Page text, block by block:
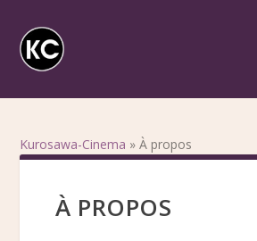
Kurosawa-Cinema »À propos
À PROPOS